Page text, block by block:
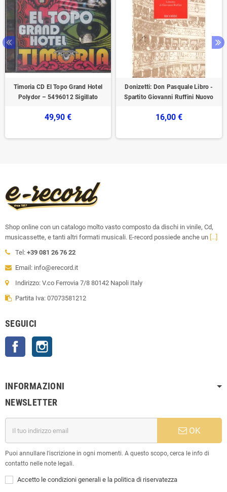
Timoria CD El Topo Grand Hotel
Polydor – 5496012 Sigillato
49,90 €
Donizetti: Don Pasquale Libro -
Spartito Giovanni Ruffini Nuovo
16,00 €
Shop online con un catalogo molto vasto composto da dischi in vinile, Cd,
musicassette, e tanti altri formati musicali. E-record possiede anche un [...]
Tel: +39 081 26 76 22
Email: info@erecord.it
Indirizzo: V.co Ferrovia 7/8 80142 Napoli Italy
Partita Iva: 07073581212
SEGUICI
Facebook
INFORMAZIONI
NEWSLETTER
OK
Puoi annullare l'iscrizione in ogni momenti. A questo scopo, cerca le info di
contatto nelle note legali.
Accetto le condizioni generali e la politica di riservatezza